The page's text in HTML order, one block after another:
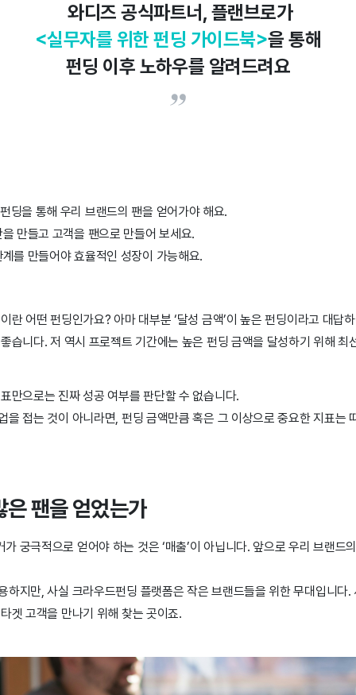
와디즈 공식파트너, 플랜브로가
<실무자를 위한 펀딩 가이드북>을 통해
펀딩 이후 노하우를 알려드려요
딩을 통해 우리 브랜드의 팬을 얻어가야 해요.
만들고 고객을 팬으로 만들어 보세요.
를 만들어야 효율적인 성장이 가능해요.
란 어떤 펀딩인가요? 아마 대부분 ‘달성 금액’이 높은 펀딩이라고 대답
습니다. 저 역시 프로젝트 기간에는 높은 펀딩 금액을 달성하기 위해 최
만으로는 진짜 성공 여부를 판단할 수 없습니다.
을 접는 것이 아니라면, 펀딩 금액만큼 혹은 그 이상으로 중요한 지표는
팬을 얻었는가
궁극적으로 얻어야 하는 것은 ‘매출’이 아닙니다. 앞으로 우리 브랜드
하지만, 사실 크라우드펀딩 플랫폼은 작은 브랜드들을 위한 무대입니다
겟 고객을 만나기 위해 찾는 곳이죠.